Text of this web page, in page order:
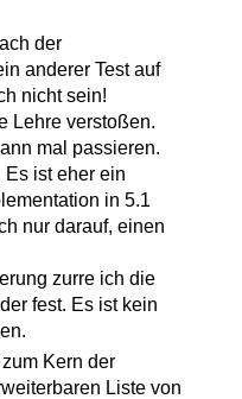
der
anderer Test auf
nicht sein!
Lehre verstoßen.
mal passieren.
Es ist eher ein
in 5.1
nur darauf, einen
zurre ich die
fest. Es ist kein
Kern der
Liste von